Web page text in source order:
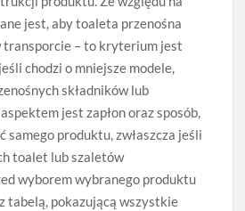
jest, aby toaleta przenośna
transporcie – to kryterium jest
chodzi o mniejsze modele,
składników lub
jest zapłon oraz sposób,
samego produktu, zwłaszcza jeśli
toalet lub szaletów
wyborem wybranego produktu
tabelą, pokazującą wszystkie